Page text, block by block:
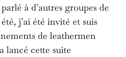
à d’autres groupes de
j’ai été invité et suis
de leathermen
lancé cette suite